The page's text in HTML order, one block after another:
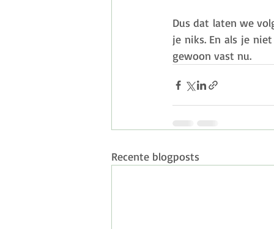
Dus dat laten we
je niks. En als je
gewoon vast nu.
Recente blogposts